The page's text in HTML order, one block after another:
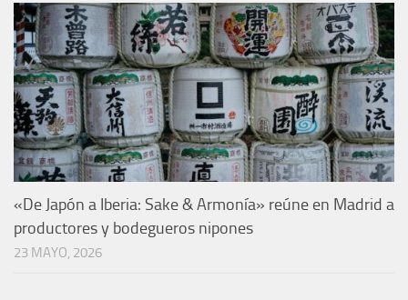
«De Japón a Iberia: Sake & Armonía» reúne en Madrid a
productores y bodegueros nipones
23 MAYO, 2026